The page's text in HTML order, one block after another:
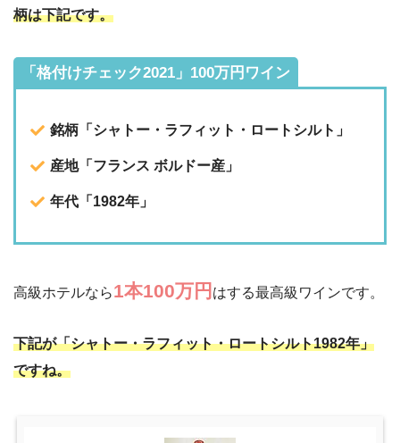
柄は下記です。
「格付けチェック2021」100万円ワイン
銘柄「シャトー・ラフィット・ロートシルト」
産地「フランス ボルドー産」
年代「1982年」
高級ホテルなら1本100万円 はする最高級ワインです。
下記が「シャトー・ラフィット・ロートシルト1982年」
ですね。